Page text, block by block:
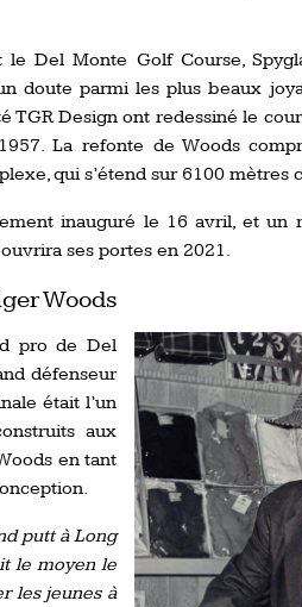
Del Monte Golf Course,
doute parmi les plus beaux
TGR Design ont redessiné le
La refonte de Woods
qui s’étend sur 6100 mètres
inauguré le 16 avril, et un
ses portes en 2021.
Woods
pro de Del
défenseur
était l’un
aux
en tant
putt à Long
le moyen le
les jeunes à